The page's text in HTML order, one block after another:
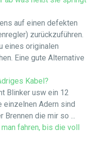
auf einen defekten
zurückzuführen.
eines originalen
Eine gute Alternative
Kabel?
Blinker usw ein 12
einzelnen Adern sind
die mir so ...
fahren, bis die voll